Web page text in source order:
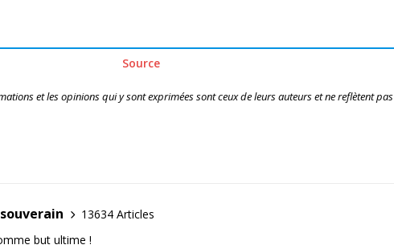
Source
et les opinions qui y sont exprimées sont ceux de leurs auteurs et ne reflètent pas
13634 Articles
but ultime !